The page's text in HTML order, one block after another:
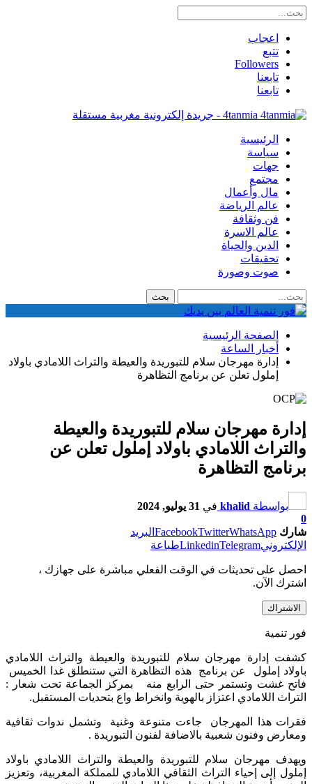
اعجاب
تتبع
Followers
تابعنا
تابعنا
4tanmia - جريدة إلكترونية مغربية مستقلة
الرئيسية
سياسة
جهات
مجتمع
مال وأعمال
عالم الرياضة
فن وثقافة
عالم الاسرة
الدين والحياة
تحقيقات
صوت وصورة
الصفحة الرئيسية
أخبار الساعة
إدارة مهرجان سلام للتبوريدة والعيطة والتراث اللامادي باولاد
إملول تعلن عن برنامج التظاهرة
إدارة مهرجان سلام للتبوريدة والعيطة
والتراث اللامادي باولاد إملول تعلن عن
برنامج التظاهرة
بواسطة khalid في 31 يوليو, 2024
0
شارك
FacebookTwitterWhatsApp
البريد
الإلكتروني
LinkedinTelegram طباعة
احصل على تحديثات في الوقت الفعلي مباشرة على جهازك ،
اشترك الآن.
الاشتراك
فور تنمية
كشفت إدارة مهرجان سلام للتبوريدة والعيطة والتراث اللامادي
باولاد إملول عن برنامج هذه التظاهرة التي ستنطلق غدا الخميس
فاتح غشت وتستمر حتى الرابع منه بمركز الجماعة تحت شعار :
التراث اللامادي اعتزاز بالهوية وانخراط واع بتحديات المستقبل.
فقرات هذا المهرجان جاءت متنوعة وغنية وتشمل ندوات ثقافية
ومعارض وفنون شعبية بالاضافة لفنون التبوريدة .
ويهدف مهرجان سلام للتبوريدة والعيطة والتراث اللامادي باولاد
إملول إلى إحياء التراث الثقافي اللامادي للمملكة المغربية، وتعزيز